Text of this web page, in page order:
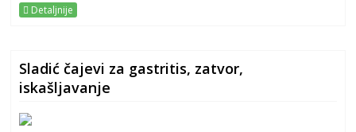
Detaljnije
Sladić čajevi za gastritis, zatvor,
iskašljavanje